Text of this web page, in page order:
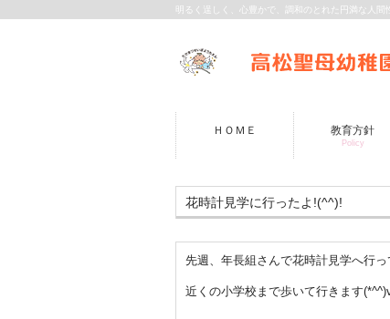
明るく逞しく、心豊かで、調和のとれた円満な人間
ＨＯＭＥ 教育方針
Policy
花時計見学に行ったよ!(^^)!
先週、年長組さんで花時計見学へ行っ
近くの小学校まで歩いて行きます